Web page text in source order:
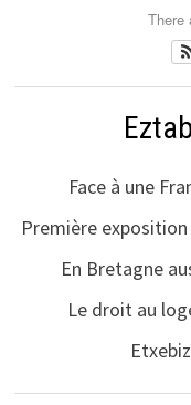
There
Face à une
Première
En Bretagne
Le droit au